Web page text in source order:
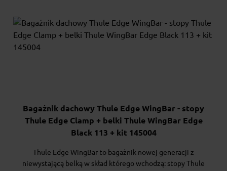
Bagażnik dachowy Thule Edge WingBar - stopy
Thule Edge Clamp + belki Thule WingBar Edge
Black 113 + kit 145004
Thule Edge WingBar to bagażnik nowej generacji z
niewystającą belką w skład którego wchodzą: stopy Thule